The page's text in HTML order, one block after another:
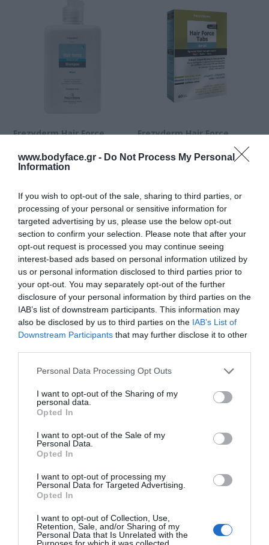
www.bodyface.gr - Do Not Process My Personal
Information
If you wish to opt-out of the sale, sharing to third parties, or
processing of your personal or sensitive information for
targeted advertising by us, please use the below opt-out
section to confirm your selection. Please note that after your
opt-out request is processed you may continue seeing
interest-based ads based on personal information utilized by
us or personal information disclosed to third parties prior to
your opt-out. You may separately opt-out of the further
disclosure of your personal information by third parties on the
IAB’s list of downstream participants. This information may
also be disclosed by us to third parties on the IAB’s List of
Downstream Participants that may further disclose it to other
Please note that this website/app uses one or more Google
not limited to your visit or usage behaviour. You may click to
grant or deny consent to Google and its third-party tags to
use your data for below specified purposes in below Google
consent section.
Personal Data Processing Opt Outs
I want to opt-out of the Sharing of my
personal data.
Opted In
I want to opt-out of the Sale of my
Personal Data.
Opted In
I want to opt-out of processing my
Personal Data for Targeted Advertising.
Opted In
I want to opt-out of Collection, Use,
Retention, Sale, and/or Sharing of my
Personal Data that Is Unrelated with the
Purposes for which it was collected.
Frezyderm Hair Force
ανδρική τριχόπτωση
200ml
Διαθέσιμο
Frezyderm Hair Force
Συμπλήρωμα για Μαλλιά,
Δέρμα, Νύχια 60tabs
Frezyderm Monodoses
Αμπούλες Μαλλιών για
Διαθέσιμο
28,45 €
Imel Active Αμπούλες
Διαθέσιμο